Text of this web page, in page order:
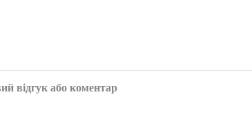
відгук або коментар